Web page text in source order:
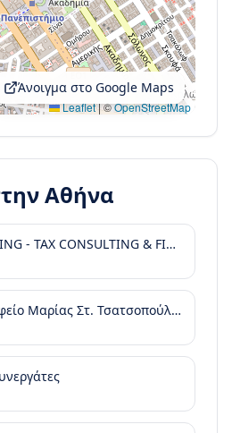
Leaflet|©OpenStreetMap
Άνοιγμα στο Google Maps
Αθήνα
GKO ACCOUNTING - TAX CONSULTING & FINANCIAL SERVICES
Δικηγορικό Γραφείο Μαρίας Στ. Τσατσοπούλου LAW it/Maria Tsatsopoulou Law office